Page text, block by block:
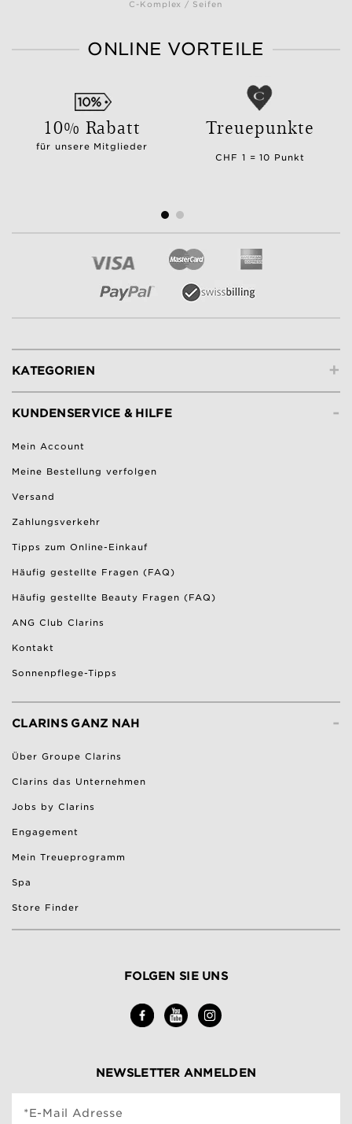
C-Komplex / Seifen
ONLINE VORTEILE
10% Rabatt
für unsere Mitglieder
Treuepunkte
CHF 1 = 10 Punkt
+
KATEGORIEN
-
KUNDENSERVICE & HILFE
Mein Account
Meine Bestellung verfolgen
Versand
Zahlungsverkehr
Tipps zum Online-Einkauf
Häufig gestellte Fragen (FAQ)
Häufig gestellte Beauty Fragen (FAQ)
ANG Club Clarins
Kontakt
Sonnenpflege-Tipps
-
CLARINS GANZ NAH
Über Groupe Clarins
Clarins das Unternehmen
Jobs by Clarins
Engagement
Mein Treueprogramm
Spa
Store Finder
FOLGEN SIE UNS
NEWSLETTER ANMELDEN
*E-Mail Adresse